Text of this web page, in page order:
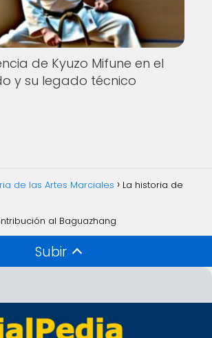
de Kyuzo Mifune en el
y su legado técnico
de las Artes Marciales La historia de
al Baguazhang
Subir